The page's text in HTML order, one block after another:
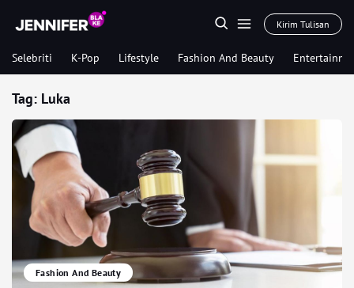
Kirim Tulisan
Selebriti K-Pop Lifestyle Fashion And Beauty
Tag: Luka
Fashion And Beauty